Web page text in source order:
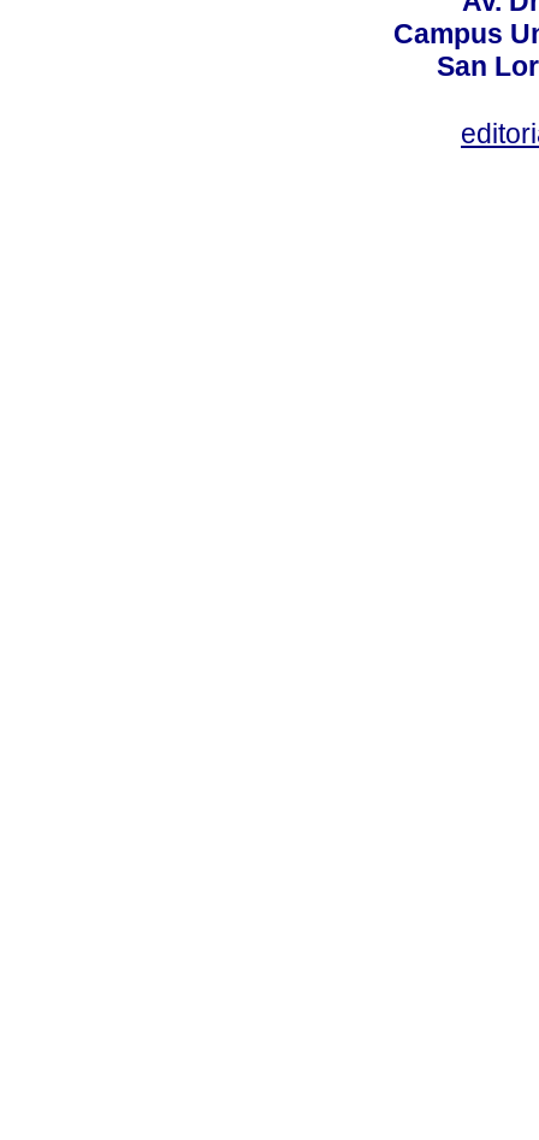
Campus
San